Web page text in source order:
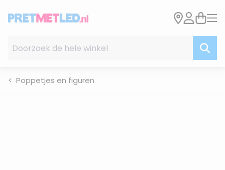
Poppetjes en figuren